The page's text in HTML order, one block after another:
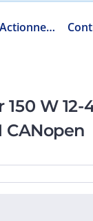
Actionneur électrique
150 W 12-
CANopen